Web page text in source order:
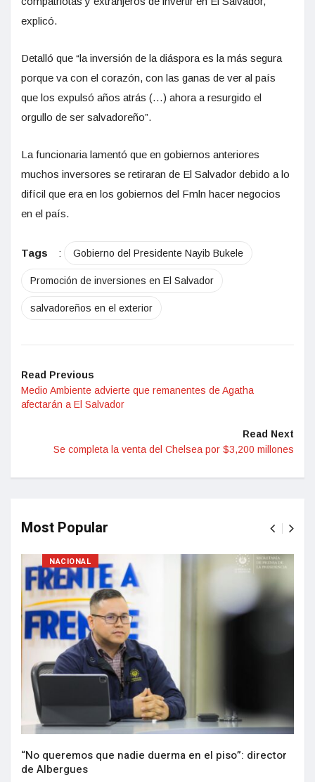
explicó.
Detalló que “la inversión de la diáspora es la más segura
porque va con el corazón, con las ganas de ver al país
que los expulsó años atrás (…) ahora a resurgido el
orgullo de ser salvadoreño”.
La funcionaria lamentó que en gobiernos anteriores
muchos inversores se retiraran de El Salvador debido a lo
difícil que era en los gobiernos del Fmln hacer negocios
en el país.
Tags : Gobierno del Presidente Nayib Bukele
Promoción de inversiones en El Salvador
salvadoreños en el exterior
Read Previous
Medio Ambiente advierte que remanentes de Agatha
afectarán a El Salvador
Read Next
Se completa la venta del Chelsea por $3,200 millones
Most Popular
NACIONAL
“No queremos que nadie duerma en el piso”: director
de Albergues